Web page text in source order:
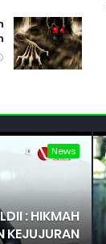
News
: HIKMAH
KEJUJURAN